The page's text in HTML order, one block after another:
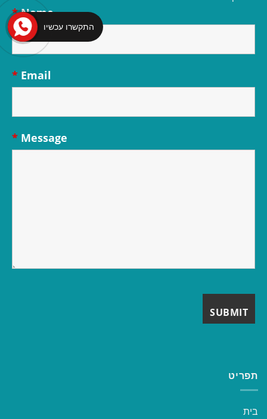
Name
*
Email
*
Message
*
תפריט
בית
התקשרו עכשיו